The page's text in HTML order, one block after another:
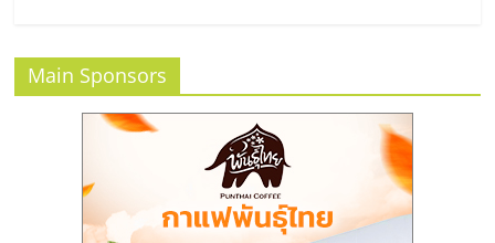
ที่
ปรึกษา
แฟ
Main Sponsors